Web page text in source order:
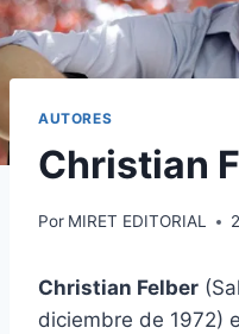
AUTORES
Christian
Por MIRET EDITORIAL
Christian Felber
diciembre de 1972)